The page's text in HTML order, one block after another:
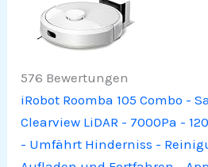
576 Bewertungen
iRobot Roomba 105 Combo -
Clearview LiDAR - 7000Pa -
- Umfährt Hinderniss -